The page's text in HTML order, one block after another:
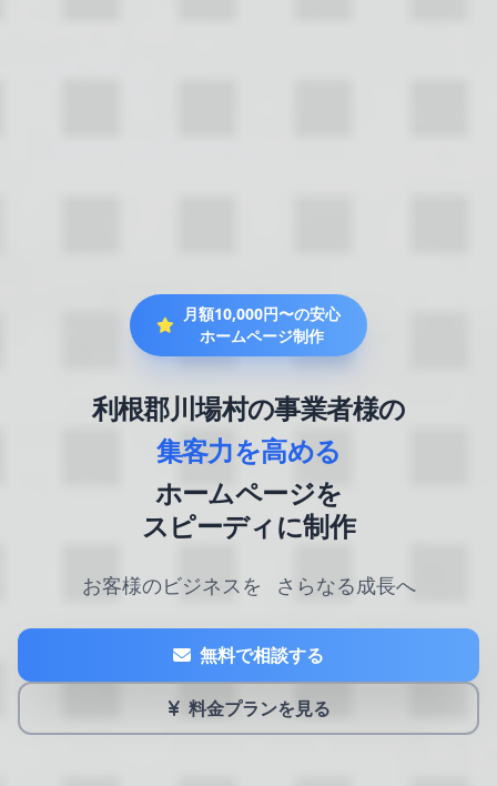
月額10,000円〜の安心
ホームページ制作
利根郡川場村の事業者様の
集客力を高める
ホームページを
スピーディに制作
お客様のビジネスを さらなる成長へ
無料で相談する
料金プランを見る